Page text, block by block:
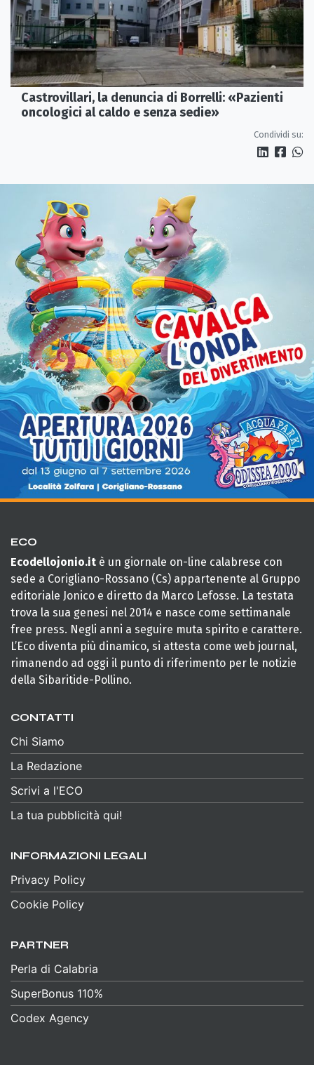
Castrovillari, la denuncia di Borrelli: «Pazienti
oncologici al caldo e senza sedie»
Condividi su:
ECO
Ecodellojonio.it è un giornale on-line calabrese con
sede a Corigliano-Rossano (Cs) appartenente al Gruppo
editoriale Jonico e diretto da Marco Lefosse. La testata
trova la sua genesi nel 2014 e nasce come settimanale
free press. Negli anni a seguire muta spirito e carattere.
L’Eco diventa più dinamico, si attesta come web journal,
rimanendo ad oggi il punto di riferimento per le notizie
della Sibaritide-Pollino.
CONTATTI
Chi Siamo
La Redazione
Scrivi a l'ECO
La tua pubblicità qui!
INFORMAZIONI LEGALI
Privacy Policy
Cookie Policy
PARTNER
Perla di Calabria
SuperBonus 110%
Codex Agency